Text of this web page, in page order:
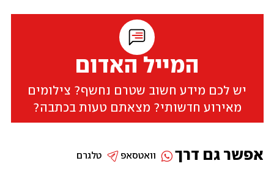
המייל האדום
יש לכם מידע חשוב שטרם נחשף? צילומים
מאירוע חדשותי? מצאתם טעות בכתבה?
אפשר גם דרך טלגרם וואטסאפ